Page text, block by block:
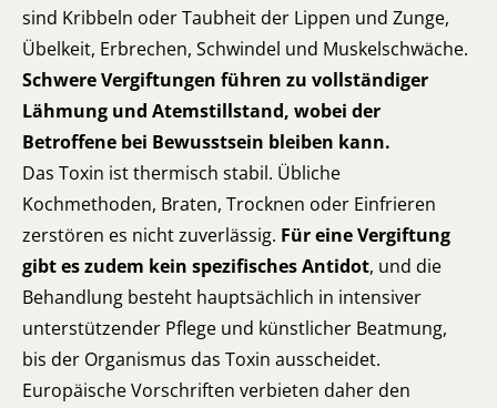
sind Kribbeln oder Taubheit der Lippen und Zunge,
Übelkeit, Erbrechen, Schwindel und Muskelschwäche.
Schwere Vergiftungen führen zu vollständiger
Lähmung und Atemstillstand, wobei der
Betroffene bei Bewusstsein bleiben kann.
Das Toxin ist thermisch stabil. Übliche
Kochmethoden, Braten, Trocknen oder Einfrieren
zerstören es nicht zuverlässig. Für eine Vergiftung
gibt es zudem kein spezifisches Antidot, und die
Behandlung besteht hauptsächlich in intensiver
unterstützender Pflege und künstlicher Beatmung,
bis der Organismus das Toxin ausscheidet.
Europäische Vorschriften verbieten daher den